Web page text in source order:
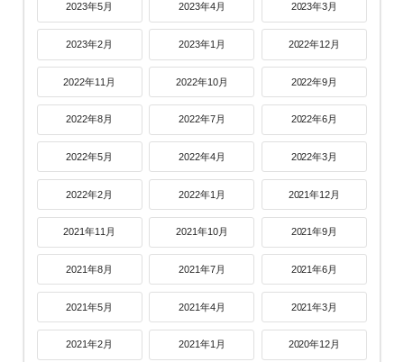
2023年5月 2023年4月 2023年3月
2023年2月 2023年1月 2022年12月
2022年11月 2022年10月 2022年9月
2022年8月 2022年7月 2022年6月
2022年5月 2022年4月 2022年3月
2022年2月 2022年1月 2021年12月
2021年11月 2021年10月 2021年9月
2021年8月 2021年7月 2021年6月
2021年5月 2021年4月 2021年3月
2021年2月 2021年1月 2020年12月